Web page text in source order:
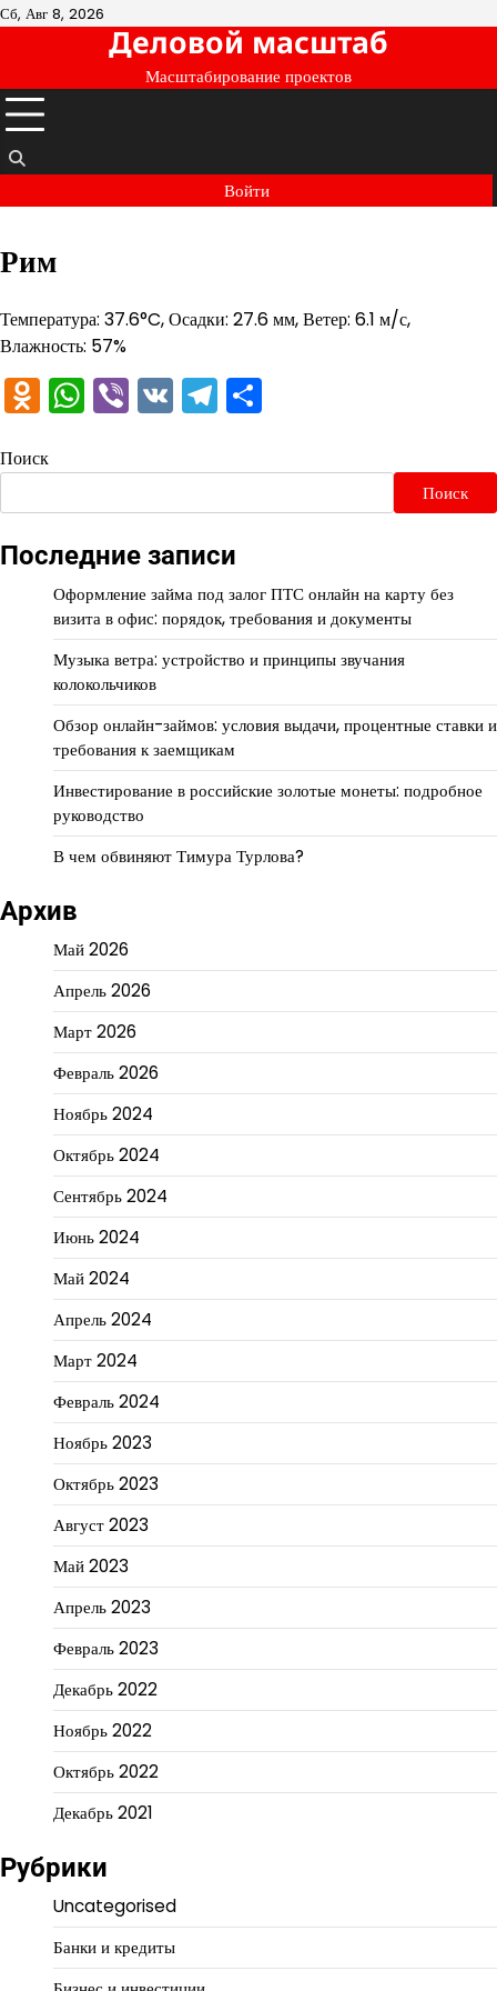
Перейти
Сб, Авг 8, 2026
Деловой масштаб
Масштабирование проектов
Войти
Рим
Температура: 37.6°C, Осадки: 27.6 мм, Ветер: 6.1 м/с,
Влажность: 57%
Odnoklassniki
WhatsApp
Viber
VKTelegram
Поиск
Поиск
Последние записи
Оформление займа под залог ПТС онлайн на карту без
визита в офис: порядок, требования и документы
Музыка ветра: устройство и принципы звучания
колокольчиков
Обзор онлайн-займов: условия выдачи, процентные ставки и
требования к заемщикам
Инвестирование в российские золотые монеты: подробное
руководство
В чем обвиняют Тимура Турлова?
Архив
Май 2026
Апрель 2026
Март 2026
Февраль 2026
Ноябрь 2024
Октябрь 2024
Сентябрь 2024
Июнь 2024
Май 2024
Апрель 2024
Март 2024
Февраль 2024
Ноябрь 2023
Октябрь 2023
Август 2023
Май 2023
Апрель 2023
Февраль 2023
Декабрь 2022
Ноябрь 2022
Октябрь 2022
Декабрь 2021
Рубрики
Uncategorised
Банки и кредиты